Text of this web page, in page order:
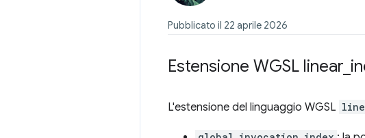
Pubblicato il 22 aprile 2026
Estensione WGSL linear
L'estensione del linguaggio WGSL